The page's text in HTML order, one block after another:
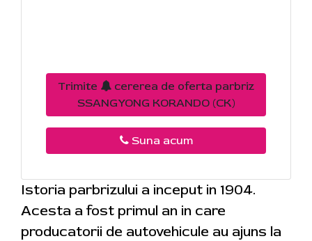
Trimite
cererea de oferta parbriz
SSANGYONG KORANDO (CK)
Suna acum
Istoria parbrizului a inceput in 1904.
Acesta a fost primul an in care
producatorii de autovehicule au ajuns la